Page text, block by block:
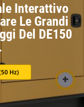
Interattivo
Le Grandi
Del DE150
Hz)